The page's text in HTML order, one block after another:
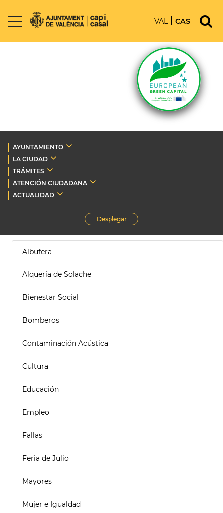
VAL CAS
AYUNTAMIENTO
LA CIUDAD
TRÁMITES
ATENCIÓN CIUDADANA
ACTUALIDAD
Desplegar
Albufera
Alquería de Solache
Bienestar Social
Bomberos
Contaminación Acústica
Cultura
Educación
Empleo
Fallas
Feria de Julio
Mayores
Mujer e Igualdad